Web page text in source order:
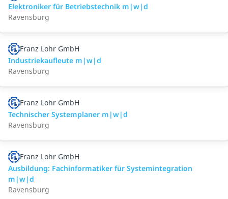
Elektroniker für Betriebstechnik m|w|d
Ravensburg
Franz Lohr GmbH
Industriekaufleute m|w|d
Ravensburg
Franz Lohr GmbH
Technischer Systemplaner m|w|d
Ravensburg
Franz Lohr GmbH
Ausbildung: Fachinformatiker für Systemintegration
m|w|d
Ravensburg